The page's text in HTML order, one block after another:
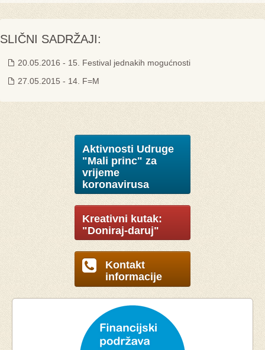
SLIČNI SADRŽAJI:
20.05.2016 - 15. Festival jednakih mogućnosti
27.05.2015 - 14. F=M
Aktivnosti Udruge
"Mali princ" za
vrijeme
koronavirusa
Kreativni kutak:
"Doniraj-daruj"
Kontakt
informacije